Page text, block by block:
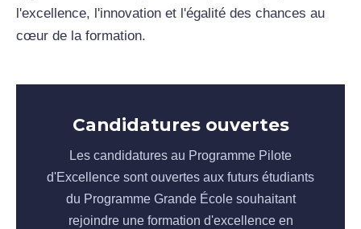
l'excellence, l'innovation et l'égalité des chances au
cœur de la formation.
Candidatures ouvertes
Les candidatures au Programme Pilote
d'Excellence sont ouvertes aux futurs étudiants
du Programme Grande École souhaitant
rejoindre une formation d'excellence en